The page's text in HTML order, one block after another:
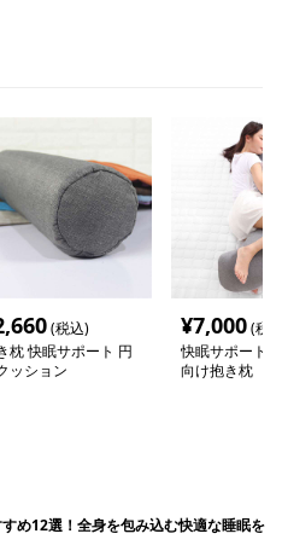
(税込)
枕 快眠サポート 円
ッション
¥7,000(税
快眠サポート
向け抱き枕
め12選！全身を包み込む快適な睡眠を